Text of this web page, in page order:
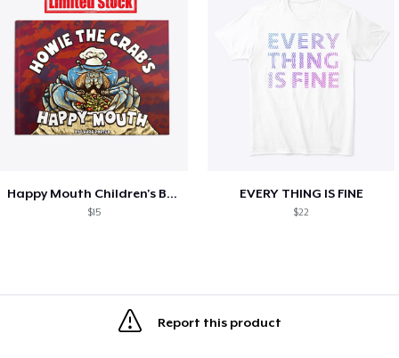
Happy Mouth Children's Book
$15
EVERY THING IS FINE
$22
Report this product